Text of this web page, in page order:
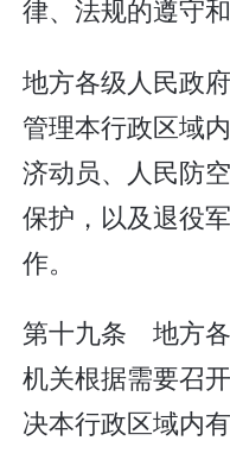
律、法规的遵守和
地方各级人民政
管理本行政区域
济动员、人民防
保护，以及退役
作。
第十九条 地方
机关根据需要召
决本行政区域内